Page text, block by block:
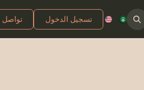
تسجيل الدخول تواصل